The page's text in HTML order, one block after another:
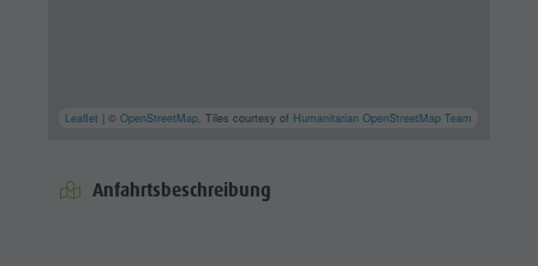
Leaflet | ©OpenStreetMap , Tiles courtesy of Humanitarian OpenStreetMap Team
Anfahrtsbeschreibung